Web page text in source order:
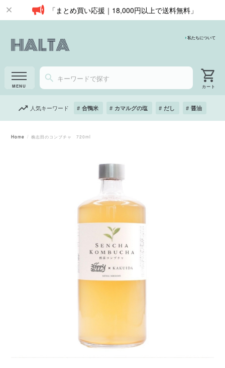
「まとめ買い応援｜18,000円以上で送料無料」
私たちについて
人気キーワード 合鴨米 カマルグの塩 だし 醤油
Home 桷志田のコンブチャ 720ml